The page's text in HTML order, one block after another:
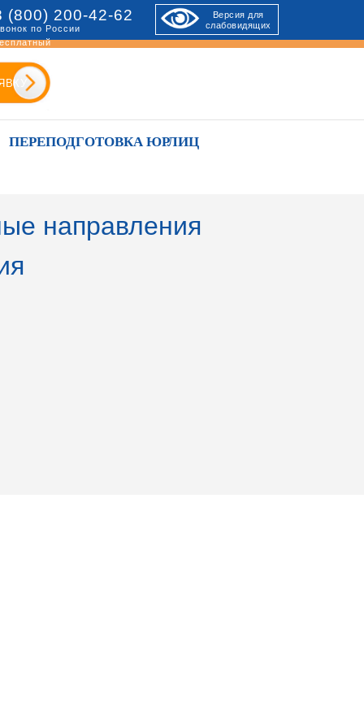
(800) 200-42-62
по России
Версия для
слабовидящих
ПЕРЕПОДГОТОВКА ЮРЛИЦ
направления